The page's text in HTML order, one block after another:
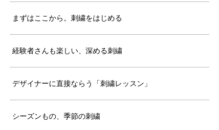
まずはここから。刺繍をはじめる
経験者さんも楽しい、深める刺繍
デザイナーに直接ならう「刺繍レッスン」
シーズンもの、季節の刺繍